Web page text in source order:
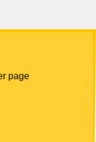
page